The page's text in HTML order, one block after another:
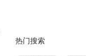
热门搜索